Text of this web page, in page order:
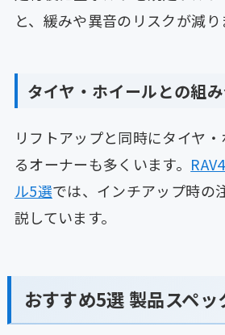
と、緩みや異音のリスクが減り
タイヤ・ホイールとの組
リフトアップと同時にタイヤ
るオーナーも多くいます。
ル5選では、インチアップ時の
説しています。
おすすめ5選 製品スペッ